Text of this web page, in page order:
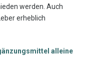
werden. Auch
erheblich
alleine